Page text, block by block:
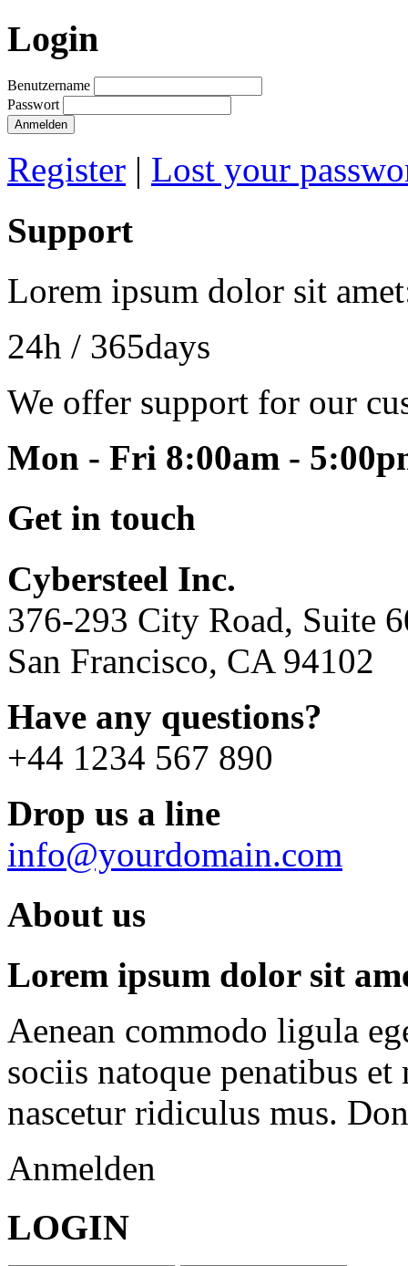
Login
Benutzername
Passwort
Anmelden
Register | Lost your
Support
Lorem ipsum dolor sit
24h / 365days
We offer support for our
Mon - Fri 8:00am -
Get in touch
Cybersteel Inc.
376-293 City Road, Suite
San Francisco, CA 94102
Have any questions?
+44 1234 567 890
Drop us a line
info@yourdomain.com
About us
Lorem ipsum dolor sit
Aenean commodo ligula
sociis natoque penatibus
nascetur ridiculus mus.
Anmelden
LOGIN